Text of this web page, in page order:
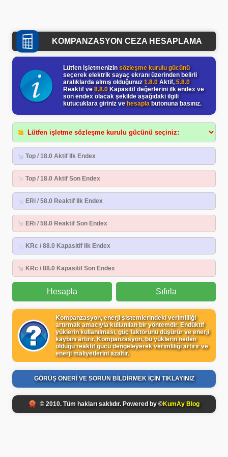
KOMPANZASYON CEZA HESAPLAMA
Lütfen işletmenizinsözleşme kurulu gücünü
seçerek elektrik sayaç ekranı üzerinden belirli
aralıklarda almış olduğunuz1.8.0Aktif, 5.8.0
Reaktif ve8.8.0Kapasitif değerlerini ilk endex ve
son endex olacak şekilde aşağıdaki ilgili
kutucuklara giriniz vehesaplabutonuna basınız.
Hesapla Sıfırla
Kompanzasyon, enerji sistemlerindeki verimliliği
artırmak amacıyla kullanılan bir yöntemdir. Endüktif
yüklerin kullanılması, güç faktörünü düşürür ve enerji
kaybını artırır. Kompanzasyon, bu yüklerin neden
olduğu reaktif gücü dengeleyerek verimliliği artırır ve
enerji maliyetlerini azaltır.
GÖRÜŞ ÖNERİ VE SORUN BİLDİRMEK İÇİN TIKLAYINIZ
© 2010. Tüm hakları saklıdır. Powered by ©KumAy Blog